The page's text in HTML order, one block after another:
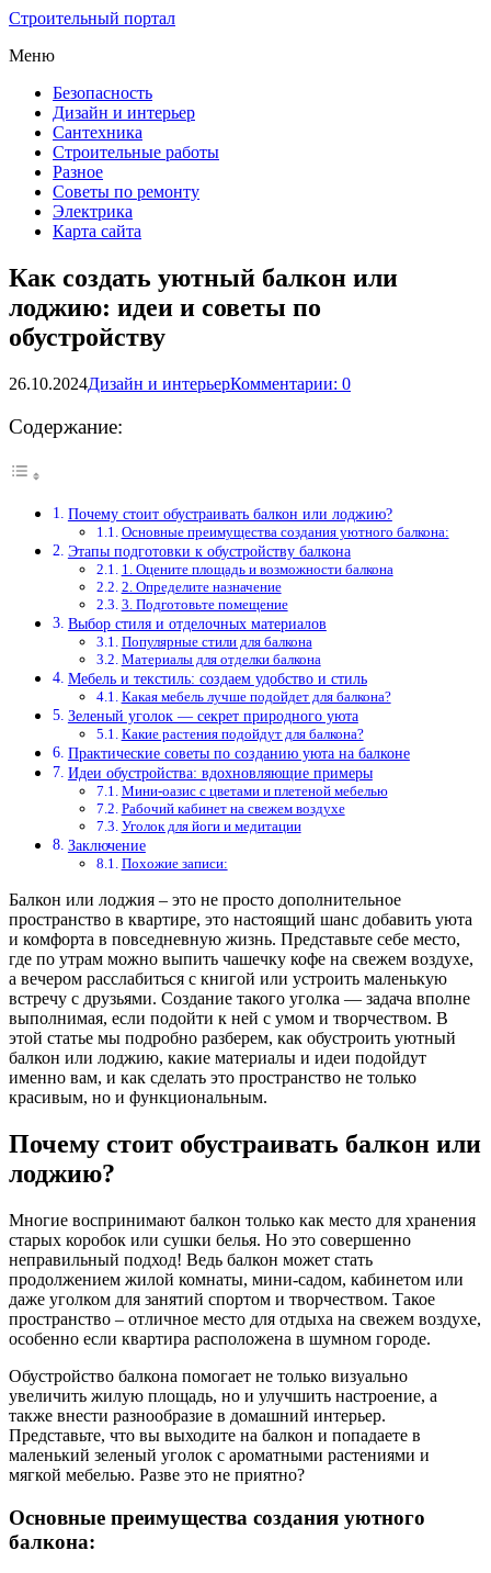
Строительный портал
Меню
Безопасность
Дизайн и интерьер
Сантехника
Строительные работы
Разное
Советы по ремонту
Электрика
Карта сайта
Как создать уютный балкон или
лоджию: идеи и советы по
обустройству
26.10.2024Дизайн и интерьерКомментарии: 0
Содержание:
Почему стоит обустраивать балкон или лоджию?
Основные преимущества создания уютного балкона:
Этапы подготовки к обустройству балкона
1. Оцените площадь и возможности балкона
2. Определите назначение
3. Подготовьте помещение
Выбор стиля и отделочных материалов
Популярные стили для балкона
Материалы для отделки балкона
Мебель и текстиль: создаем удобство и стиль
Какая мебель лучше подойдет для балкона?
Зеленый уголок — секрет природного уюта
Какие растения подойдут для балкона?
Практические советы по созданию уюта на балконе
Идеи обустройства: вдохновляющие примеры
Мини-оазис с цветами и плетеной мебелью
Рабочий кабинет на свежем воздухе
Уголок для йоги и медитации
Заключение
Похожие записи:
Балкон или лоджия – это не просто дополнительное
пространство в квартире, это настоящий шанс добавить уюта
и комфорта в повседневную жизнь. Представьте себе место,
где по утрам можно выпить чашечку кофе на свежем воздухе,
а вечером расслабиться с книгой или устроить маленькую
встречу с друзьями. Создание такого уголка — задача вполне
выполнимая, если подойти к ней с умом и творчеством. В
этой статье мы подробно разберем, как обустроить уютный
балкон или лоджию, какие материалы и идеи подойдут
именно вам, и как сделать это пространство не только
красивым, но и функциональным.
Почему стоит обустраивать балкон или
лоджию?
Многие воспринимают балкон только как место для хранения
старых коробок или сушки белья. Но это совершенно
неправильный подход! Ведь балкон может стать
продолжением жилой комнаты, мини-садом, кабинетом или
даже уголком для занятий спортом и творчеством. Такое
пространство – отличное место для отдыха на свежем воздухе,
особенно если квартира расположена в шумном городе.
Обустройство балкона помогает не только визуально
увеличить жилую площадь, но и улучшить настроение, а
также внести разнообразие в домашний интерьер.
Представьте, что вы выходите на балкон и попадаете в
маленький зеленый уголок с ароматными растениями и
мягкой мебелью. Разве это не приятно?
Основные преимущества создания уютного
балкона: